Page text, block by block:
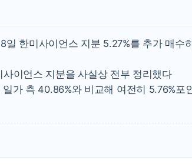
인천서 말다툼
'화합' 꺼낸 김민
한미사이언스 지분 5.27%를 추가 매수
이언스 지분을 사실상 전부 정리했다
가 측 40.86%와 비교해 여전히 5.76%포